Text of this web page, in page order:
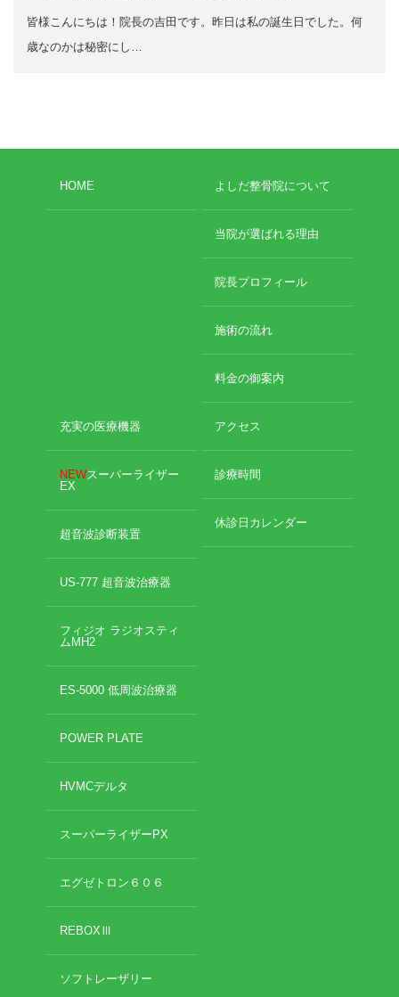
皆様こんにちは！院長の吉田です。昨日は私の誕生日でした。何
歳なのかは秘密にし…
HOME よしだ整骨院について
当院が選ばれる理由
院長プロフィール
施術の流れ
料金の御案内
充実の医療機器
NEWスーパーライザー
EX
超音波診断装置
US-777 超音波治療器
フィジオ ラジオスティ
ムMH2
ES-5000 低周波治療器
POWER PLATE
HVMCデルタ
スーパーライザーPX
エグゼトロン６０６
REBOXⅢ
ソフトレーザリー
アクセス
診療時間
休診日カレンダー